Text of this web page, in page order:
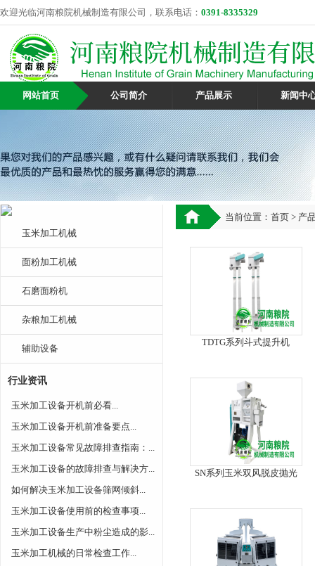
欢迎光临河南粮院机械制造有限公司，联系电话： 0391-8335329
网站首页 公司简介 产品展示 新闻中
玉米加工机械
面粉加工机械
石磨面粉机
杂粮加工机械
辅助设备
行业资讯
玉米加工设备开机前必看...
玉米加工设备开机前准备要点...
玉米加工设备常见故障排查指南：...
玉米加工设备的故障排查与解决方...
如何解决玉米加工设备筛网倾斜...
玉米加工设备使用前的检查事项...
玉米加工设备生产中粉尘造成的影...
玉米加工机械的日常检查工作...
当前位置： 首页 > 产
TDTG系列斗式提升机
SN系列玉米双风脱皮抛光